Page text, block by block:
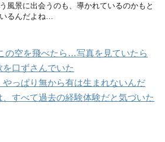
風景に出会うのも、導かれているのかもと
るんだよね…
の空を飛べたら…写真を見ていたら
口ずさんでいた
っぱり無から有は生まれないんだ
、すべて過去の経験体験だと気づいた